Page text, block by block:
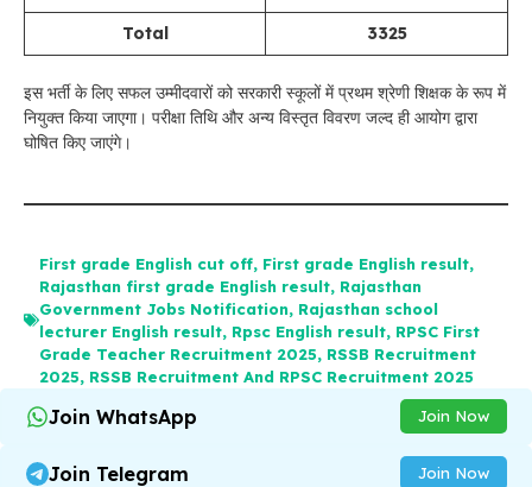
Total
3325
इस भर्ती के लिए सफल उम्मीदवारों को सरकारी स्कूलों में प्रथम श्रेणी शिक्षक के रूप में
नियुक्त किया जाएगा। परीक्षा तिथि और अन्य विस्तृत विवरण जल्द ही आयोग द्वारा
घोषित किए जाएंगे।
First grade English cut off, First grade English result,
Rajasthan first grade English result, Rajasthan
Government Jobs Notification, Rajasthan school
lecturer English result, Rpsc English result, RPSC First
Grade Teacher Recruitment 2025, RSSB Recruitment
2025, RSSB Recruitment And RPSC Recruitment 2025
Join WhatsApp Join Now
Join Telegram Join Now